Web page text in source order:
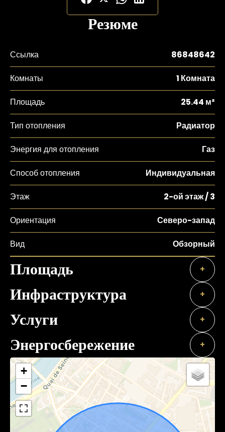
Резюме
Ссылка 86848642
Комнаты 1 Комната
Площадь 25.44 м²
Тип отопления Радиатор
Энергия для отопления Газ
Способ отопления Индивидуальная
Этаж 2-ой этаж / 3
Ориентация Северо-запад
Вид Обзорный
Площадь +
Инфраструктура +
Услуги +
Энергосбережение +
+
−